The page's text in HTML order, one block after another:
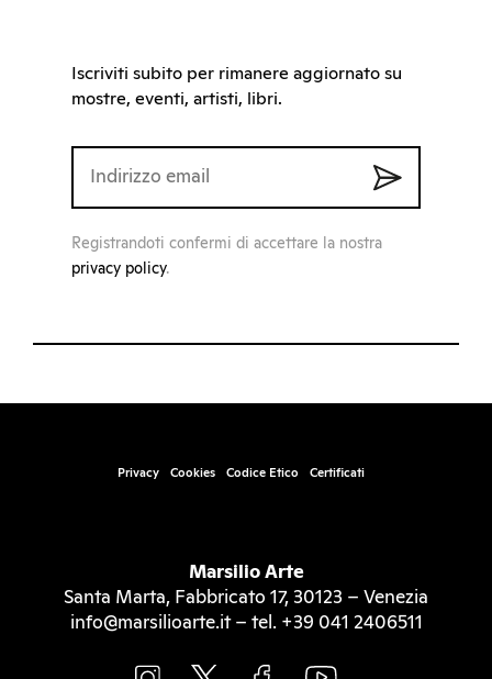
Iscriviti subito per rimanere aggiornato su
mostre, eventi, artisti, libri.
Registrandoti confermi di accettare la nostra
privacy policy.
Privacy Cookies Codice Etico Certificati
Marsilio Arte
Santa Marta, Fabbricato 17, 30123 – Venezia
info@marsilioarte.it – tel. +39 041 2406511